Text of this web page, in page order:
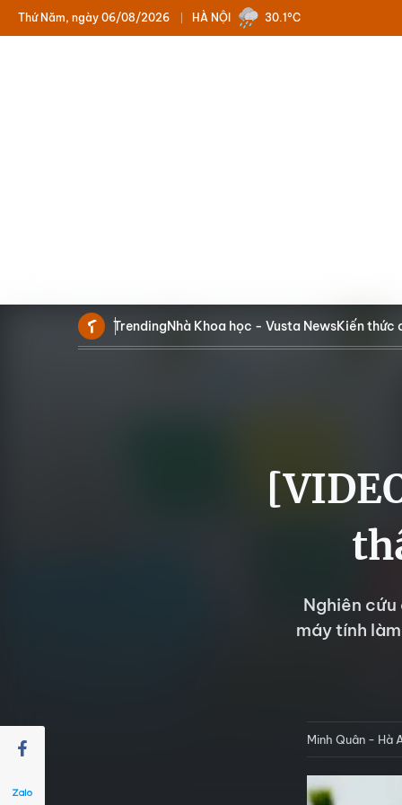
HÀ NỘI
Thứ Năm, ngày 06/08/2026 30.1°C
TrendingNhà Khoa học - Vusta NewsKiến thức
Nghiên
máy tính
Minh Quân - Hà